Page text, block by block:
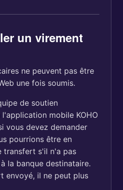
un virement
ne peuvent pas être
une fois soumis.
de soutien
mobile KOHO
vous devez demander
pourrions être en
transfert s'il n'a pas
la banque destinataire.
envoyé, il ne peut plus